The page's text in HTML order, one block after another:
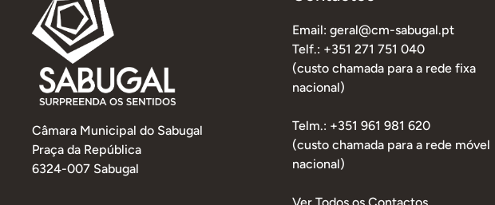
Câmara Municipal do Sabugal
Praça da República
6324-007 Sabugal
Email: geral@cm-sabugal.pt
Telf.: +351 271 751 040
(custo chamada para a rede fixa
nacional)
Telm.: +351 961 981 620
(custo chamada para a rede móvel
nacional)